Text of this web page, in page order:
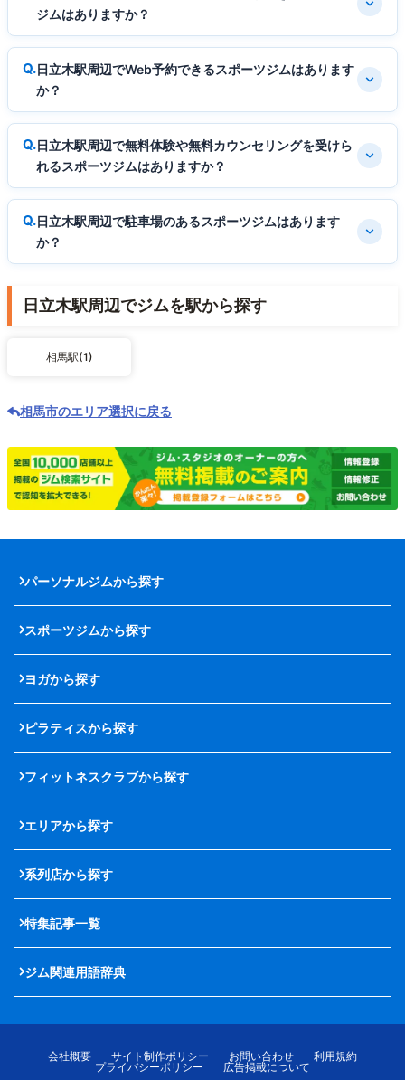
ジムはありますか？
日立木駅周辺でWeb予約できるスポーツジムはあります
か？
日立木駅周辺で無料体験や無料カウンセリングを受けら
れるスポーツジムはありますか？
日立木駅周辺で駐車場のあるスポーツジムはあります
か？
日立木駅周辺でジムを駅から探す
相馬駅(1)
相馬市のエリア選択に戻る
パーソナルジムから探す
スポーツジムから探す
ヨガから探す
ピラティスから探す
フィットネスクラブから探す
エリアから探す
系列店から探す
特集記事一覧
ジム関連用語辞典
会社概要 サイト制作ポリシー お問い合わせ
利用規約
プライバシーポリシー
広告掲載について